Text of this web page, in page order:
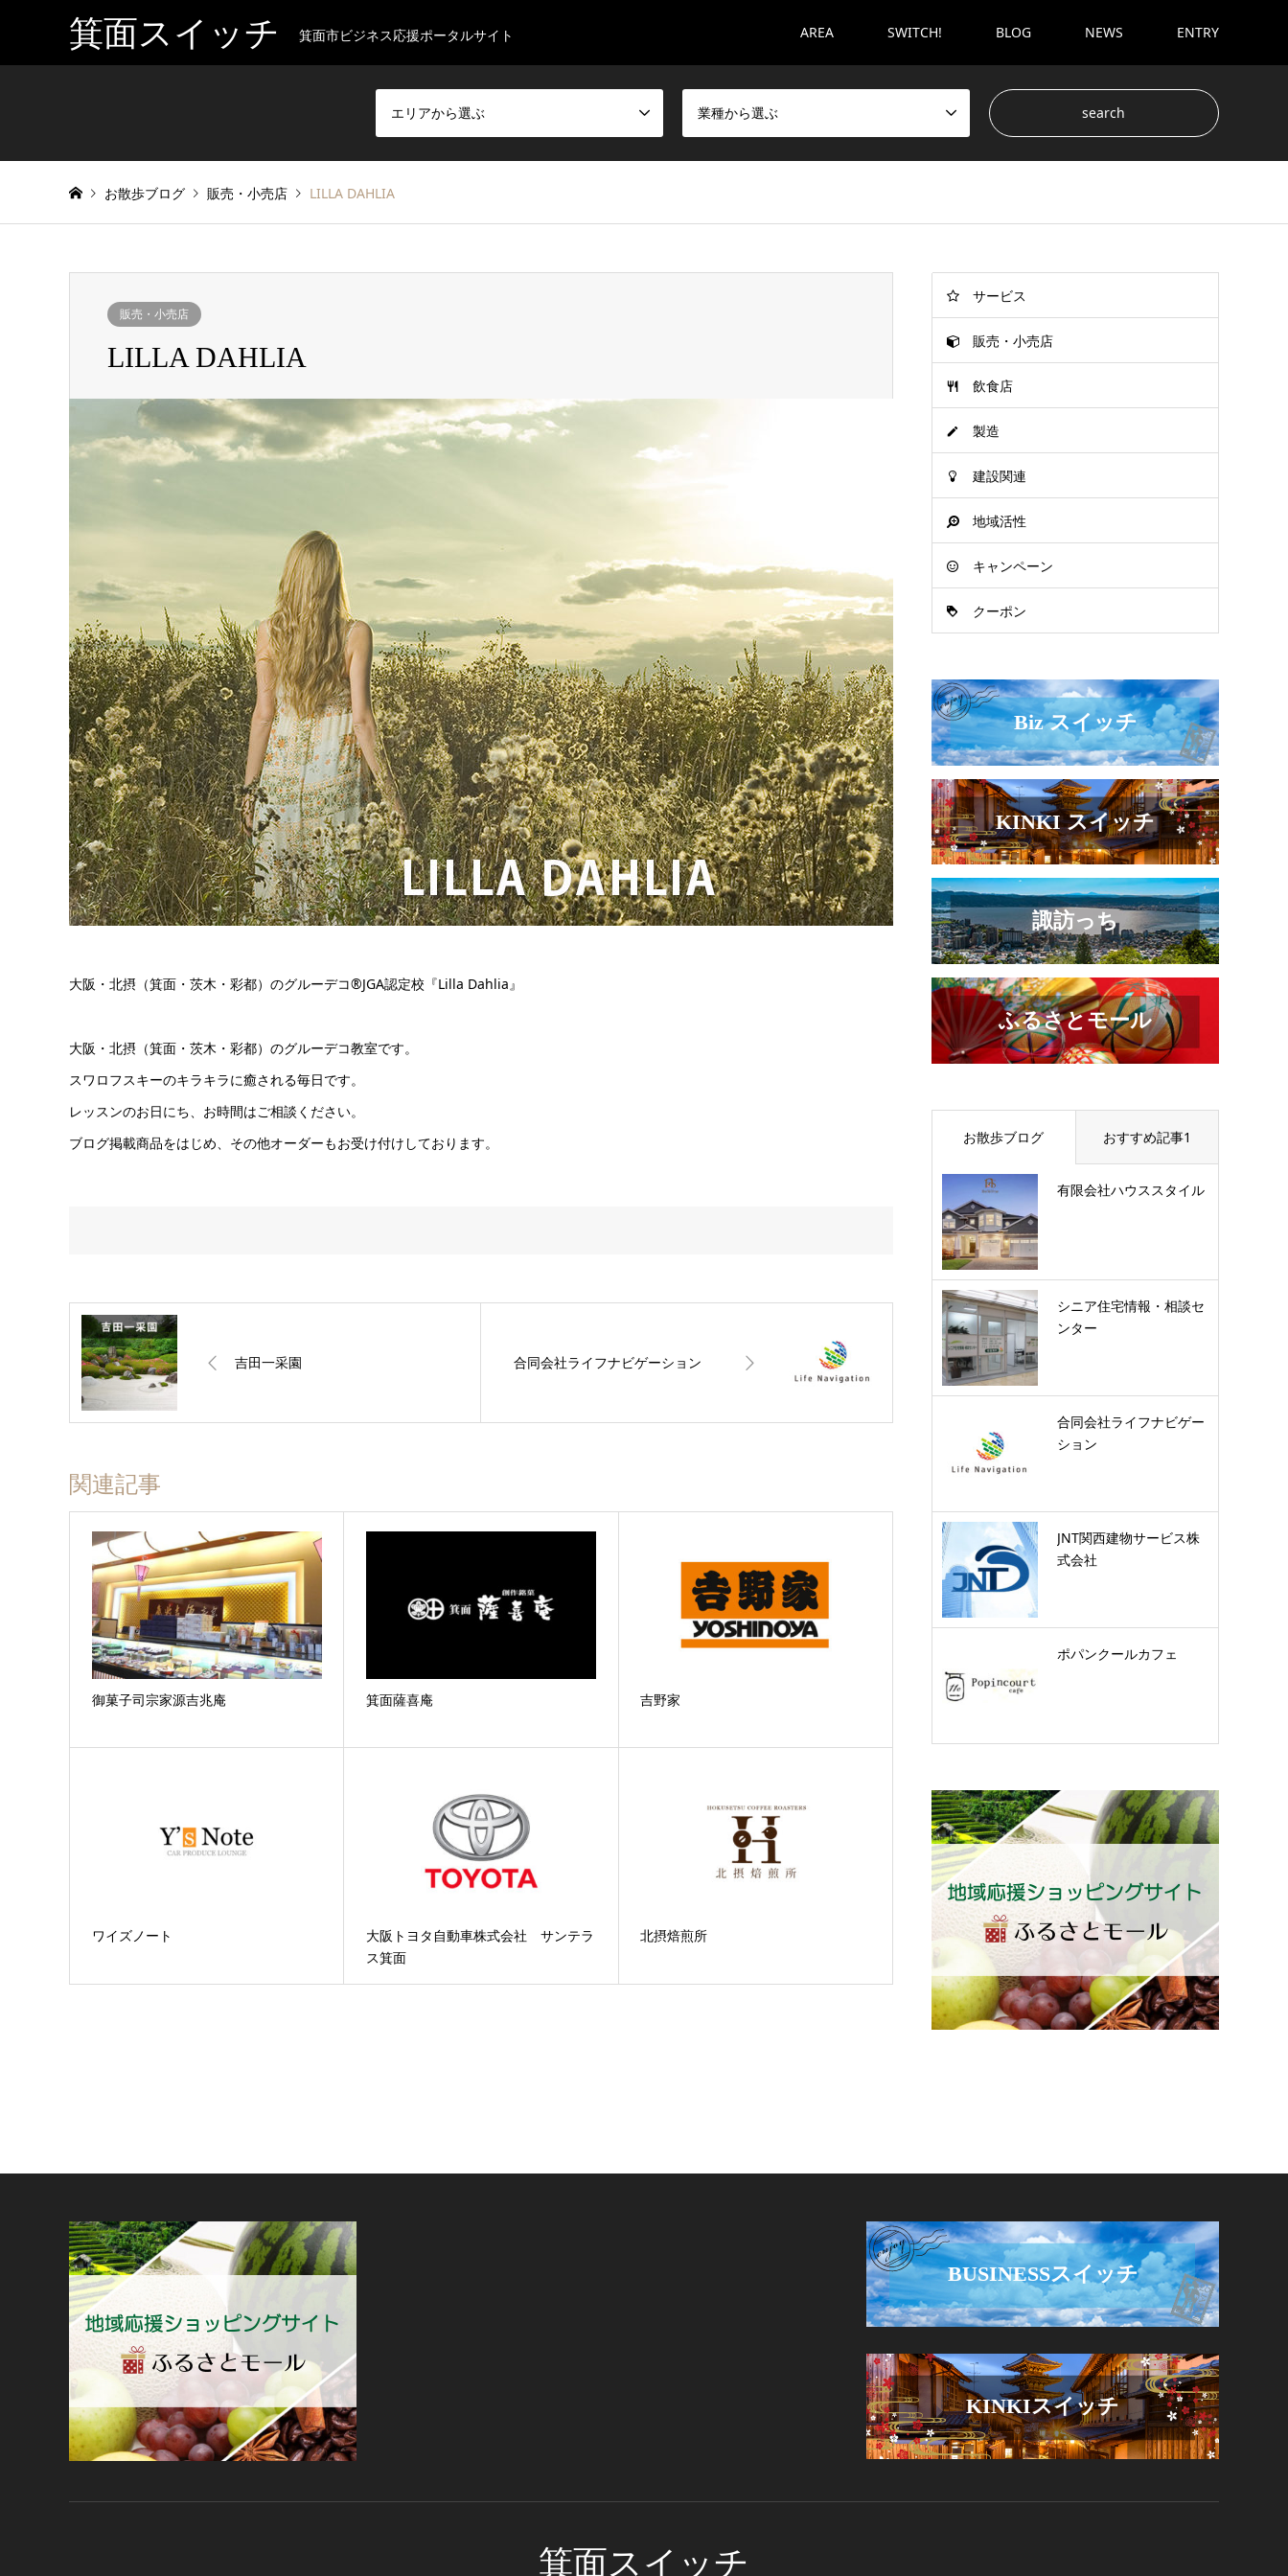
箕面スイッチ 箕面市ビジネス応援ポータルサイト AREA SWITCH! BLOG NEWS ENTRY
エリアから選ぶ 業種から選ぶ
お散歩ブログ 販売・小売店 LILLA DAHLIA
販売・小売店
LILLA DAHLIA
大阪・北摂（箕面・茨木・彩都）のグルーデコ®JGA認定校『Lilla Dahlia』
大阪・北摂（箕面・茨木・彩都）のグルーデコ教室です。
スワロフスキーのキラキラに癒される毎日です。
レッスンのお日にち、お時間はご相談ください。
ブログ掲載商品をはじめ、その他オーダーもお受け付けしております。
吉田一采園 合同会社ライフナビゲーション
関連記事
御菓子司宗家源吉兆庵 箕面薩喜庵 吉野家
ワイズノート
大阪トヨタ自動車株式会社 サンテラ
ス箕面
北摂焙煎所
サービス
販売・小売店
飲食店
製造
建設関連
地域活性
キャンペーン
クーポン
Biz スイッチ
KINKI スイッチ
諏訪っち
ふるさとモール
お散歩ブログ おすすめ記事1
有限会社ハウススタイル
シニア住宅情報・相談セ
ンター
合同会社ライフナビゲー
ション
JNT関西建物サービス株
式会社
ポパンクールカフェ
BUSINESSスイッチ
KINKIスイッチ
箕面スイッチ